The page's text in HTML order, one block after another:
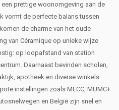
prettige woonomgeving aan de
vormt de perfecte balans tussen
de charme van het oude
van Céramique op unieke wijze
op loopafstand van station
Daarnaast bevinden scholen,
apotheek en diverse winkels
instellingen zoals MECC, MUMC+
en België zijn snel en